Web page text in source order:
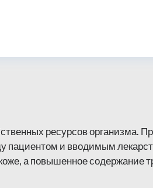
ресурсов организма.
пациентом и вводимым
а повышенное содержание